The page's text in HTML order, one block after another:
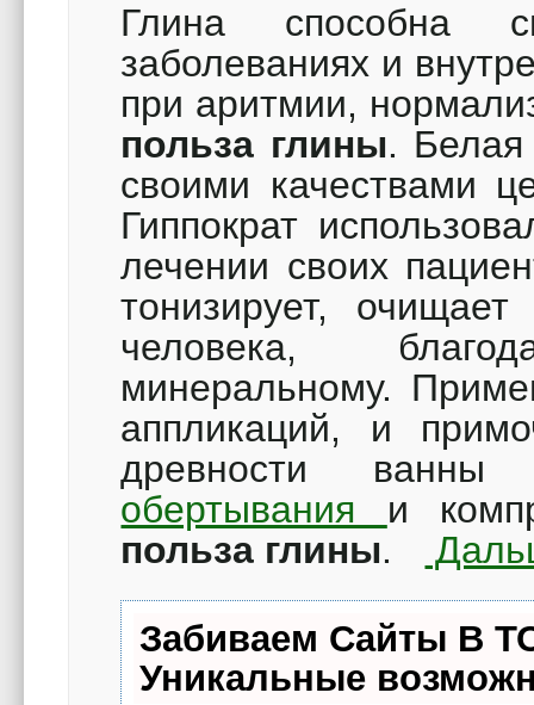
Глина способна
заболеваниях и
при аритмии,
польза глины. Белая
своими качествами
Гиппократ
лечении своих
тонизирует,
человека,
минеральному.
аппликаций, и
древности
обертывания и
польза глины.
Забиваем Сайты В
Уникальные